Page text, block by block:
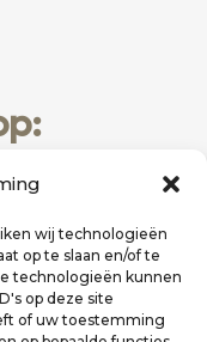
wij technologieën
op te slaan en/of te
technologieën kunnen
op deze site
of uw toestemming